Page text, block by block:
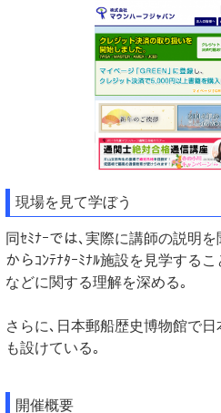
現場を見て学ぼう
同ｾﾐﾅｰでは､実際に講師の説明
からｺﾝﾃﾅﾀｰﾐﾅﾙ施設を見学する
などに関する理解を深める｡
さらに､日本郵船歴史博物館で
も設けている｡
開催概要